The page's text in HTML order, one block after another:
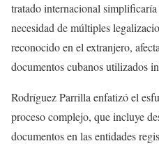
tratado internacional
necesidad de múltiples
reconocido en el extranjero,
documentos cubanos utilizados
Rodríguez Parrilla enfatizó el
proceso complejo, que incluye
documentos en las entidades